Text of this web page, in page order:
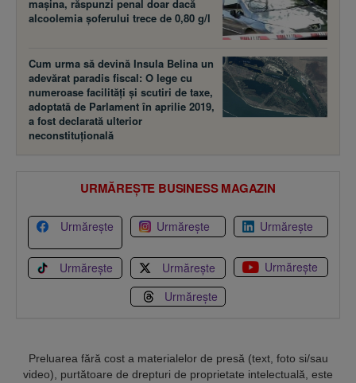
maşina, răspunzi penal doar dacă
alcoolemia şoferului trece de 0,80 g/l
Cum urma să devină Insula Belina un
adevărat paradis fiscal: O lege cu
numeroase facilităţi şi scutiri de taxe,
adoptată de Parlament în aprilie 2019,
a fost declarată ulterior
neconstituţională
URMĂREȘTE BUSINESS MAGAZIN
Urmărește Urmărește Urmărește
Urmărește Urmărește
Urmărește
Urmărește
Preluarea fără cost a materialelor de presă (text, foto si/sau
video), purtătoare de drepturi de proprietate intelectuală, este